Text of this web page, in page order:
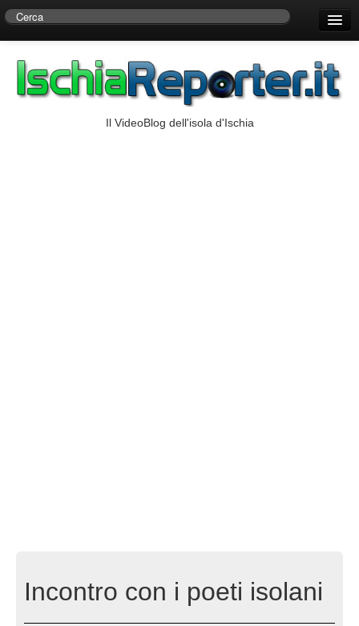
Centro di Ricerche Storiche D’Ambra
Il VideoBlog dell'isola d'Ischia
Incontro con i poeti isolani